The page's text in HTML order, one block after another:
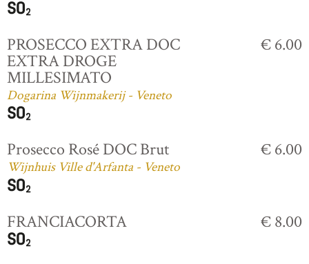
PROSECCO EXTRA DOC
EXTRA DROGE
MILLESIMATO
Dogarina Wijnmakerij - Veneto
€ 6.00
Prosecco Rosé DOC Brut
Wijnhuis Ville d'Arfanta - Veneto
€ 6.00
FRANCIACORTA € 8.00